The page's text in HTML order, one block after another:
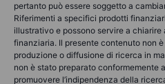
pertanto può essere soggetto a
Riferimenti a specifici prodotti
illustrativo e possono servire a
finanziaria. Il presente contenuto non
produzione o diffusione di ricerca in
non è stato preparato conformemente
promuovere l’indipendenza della